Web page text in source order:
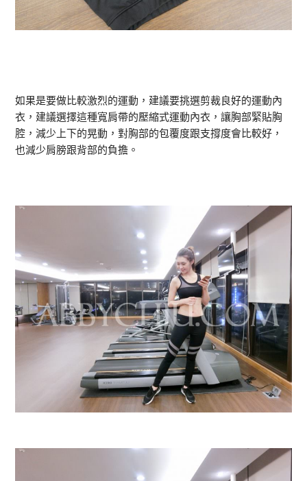
如果是要做比較激烈的運動，建議要挑選剪裁良好的運動內
衣，建議選擇這種寬肩帶的壓縮式運動內衣，讓胸部緊貼胸
腔，減少上下的晃動，對胸部的包覆度跟支撐度會比較好，
也減少肩膀跟背部的負擔。